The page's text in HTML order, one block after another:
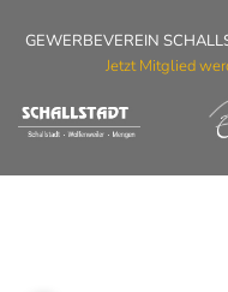
GEWERBEVEREIN
Jetzt Mitglied